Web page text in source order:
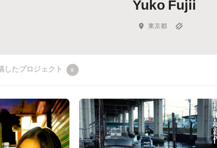
Feature
キュレーターから探す
Yuko Fujii
東京都
したプロジェクト 0